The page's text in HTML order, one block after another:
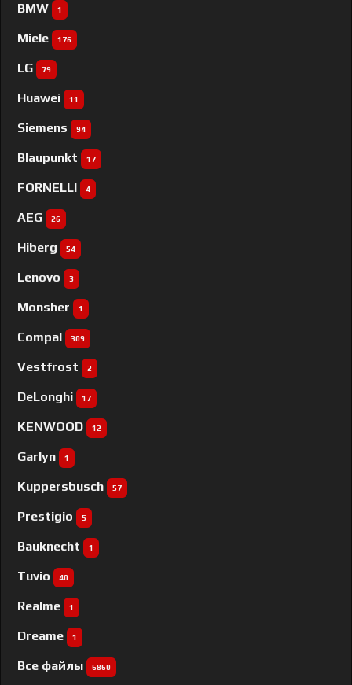
BMW 1
Miele 176
LG 79
Huawei 11
Siemens 94
Blaupunkt 17
FORNELLI 4
AEG 26
Hiberg 54
Lenovo 3
Monsher 1
Compal 309
Vestfrost 2
DeLonghi 17
KENWOOD 12
Garlyn 1
Kuppersbusch 57
Prestigio 5
Bauknecht 1
Tuvio 40
Realme 1
Dreame 1
Все файлы 6860